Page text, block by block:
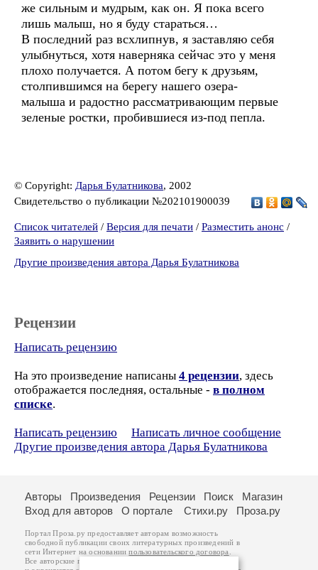
же сильным и мудрым, как он. Я пока всего
лишь малыш, но я буду стараться…
В последний раз всхлипнув, я заставляю себя
улыбнуться, хотя наверняка сейчас это у меня
плохо получается. А потом бегу к друзьям,
столпившимся на берегу нашего озера-
малыша и радостно рассматривающим первые
зеленые ростки, пробившиеся из-под пепла.
© Copyright: Дарья Булатникова, 2002
Свидетельство о публикации №202101900039
Список читателей / Версия для печати / Разместить анонс /
Заявить о нарушении
Другие произведения автора Дарья Булатникова
Рецензии
Написать рецензию
На это произведение написаны 4 рецензии, здесь
отображается последняя, остальные - в полном
списке.
Написать рецензию
Написать личное сообщение
Другие произведения автора Дарья Булатникова
Авторы Произведения Рецензии Поиск
Магазин
Вход для авторов
О портале Стихи.ру Проза.ру
Портал Проза.ру предоставляет авторам возможность
свободной публикации своих литературных произведений в
сети Интернет на основаниипользовательского договора
Все авторские права на произведения принадлежат авторам